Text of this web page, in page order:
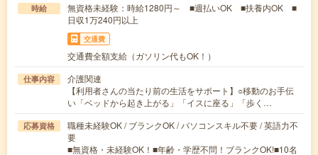
時給
無資格未経験：時給1280円～ ■週払いOK ■扶養内OK ■
日収1万240円以上
交通費
交通費全額支給（ガソリン代もOK！）
仕事内容
介護関連
【利用者さんの当たり前の生活をサポート】○移動のお手伝
い「ベッドから起き上がる」「イスに座る」「歩く…
応募資格
職種未経験OK / ブランクOK / パソコンスキル不要 / 英語力不
要
■無資格・未経験OK！■年齢・学歴不問！ブランクOK!■10名